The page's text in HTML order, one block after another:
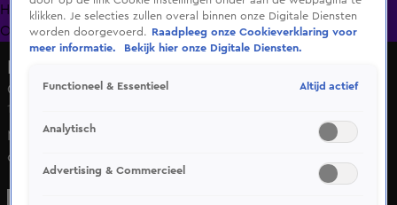
HomeUitzending Gemist Programma's De Bondgenoten
OranjezomerLivestreamsShop
Geld kloppen uit vrouwen in de overgang
18 mei 2024, 12:00
Marc-Marie en Isa komen aan bij een onderwerp over de
overgang en hoe Bridget Maasland zich helemaal stort
over dit onderwerp. Isa heeft dit al eens geprobeerd maar
klikken. Je selecties zullen overal binnen onze Digitale Diensten
worden doorgevoerd.
Raadpleeg onze Cookieverklaring voor
meer informatie.
Bekijk hier onze Digitale Diensten.
Functioneel & Essentieel Altijd actief
Analytisch
Advertising & Commercieel